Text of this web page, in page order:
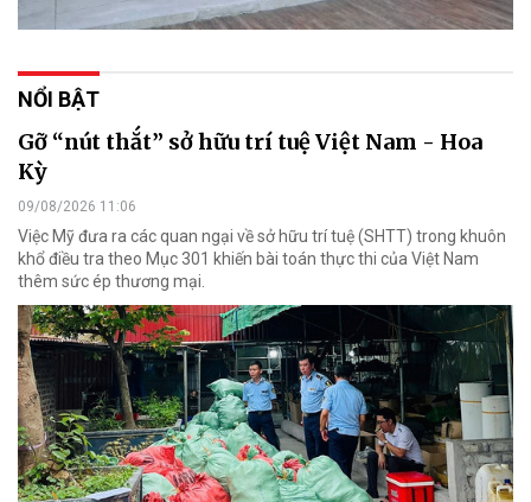
NỔI BẬT
Gỡ “nút thắt” sở hữu trí tuệ Việt Nam - Hoa
Kỳ
09/08/2026 11:06
Việc Mỹ đưa ra các quan ngại về sở hữu trí tuệ (SHTT) trong khuôn
khổ điều tra theo Mục 301 khiến bài toán thực thi của Việt Nam
thêm sức ép thương mại.